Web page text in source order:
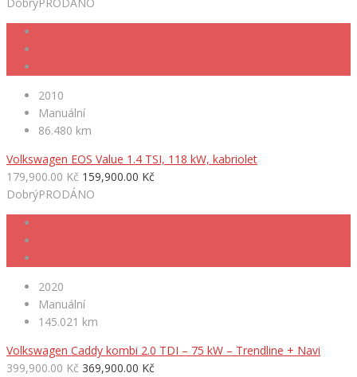
2010
Manuální
86.480 km
Volkswagen EOS Value 1.4 TSI, 118 kW, kabriolet
179,900.00 Kč 159,900.00 Kč
DobrýPRODÁNO
2020
Manuální
145.021 km
Volkswagen Caddy kombi 2.0 TDI – 75 kW – Trendline + Navi
399,900.00 Kč 369,900.00 Kč